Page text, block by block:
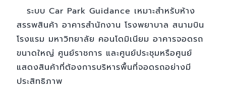
ระบบ Car Park Guidance เหมาะสำหรับห้าง
สรรพสินค้า อาคารสำนักงาน โรงพยาบาล สนามบิน
โรงแรม มหาวิทยาลัย คอนโดมิเนียม อาคารจอดรถ
ขนาดใหญ่ ศูนย์ราชการ และศูนย์ประชุมหรือศูนย์
แสดงสินค้าที่ต้องการบริหารพื้นที่จอดรถอย่างมี
ประสิทธิภาพ